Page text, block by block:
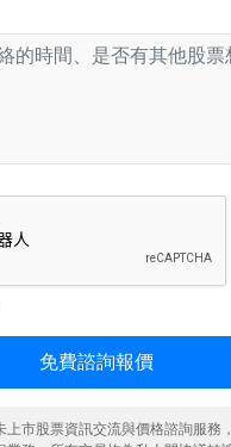
免費諮詢報價
上市股票資訊交流與價格諮詢服務